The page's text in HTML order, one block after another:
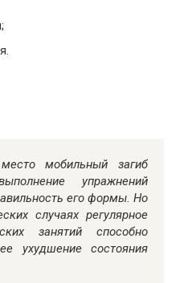
мобильный загиб
упражнений
его формы. Но
случаях регулярное
занятий способно
ухудшение состояния